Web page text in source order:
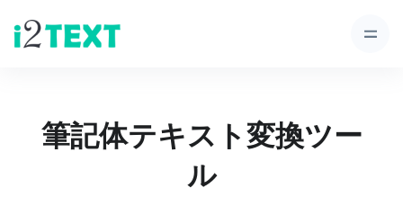
筆記体テキスト変換ツー
ル